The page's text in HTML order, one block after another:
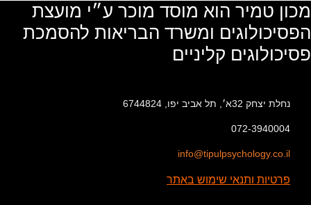
מכון טמיר הוא מוסד מוכר ע״י מועצת
הפסיכולוגים ומשרד הבריאות להסמכת
פסיכולוגים קליניים
נחלת יצחק 32א׳, תל אביב יפו, 6744824
072-3940004
info@tipulpsychology.co.il
פרטיות ותנאי שימוש באתר